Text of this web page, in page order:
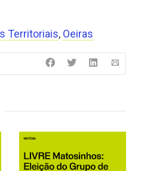
Territoriais, Oeiras